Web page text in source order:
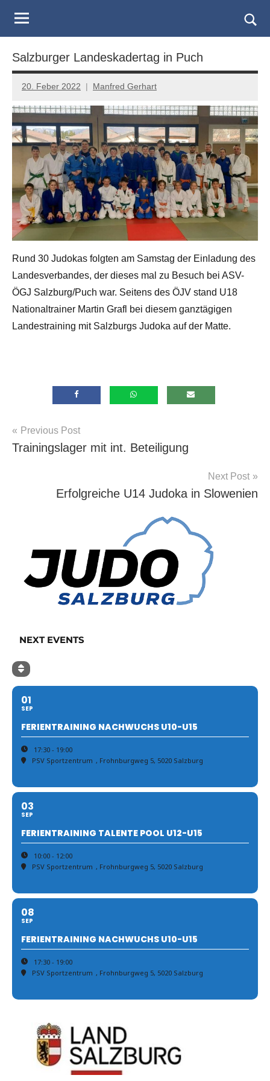
Judo
Landesverband
Salzburg
form
Salzburger Landeskadertag in Puch
20. Feber 2022 Manfred Gerhart
Rund 30 Judokas folgten am Samstag der Einladung des
Landesverbandes, der dieses mal zu Besuch bei ASV-
ÖGJ Salzburg/Puch war. Seitens des ÖJV stand U18
Nationaltrainer Martin Grafl bei diesem ganztägigen
Landestraining mit Salzburgs Judoka auf der Matte.
Allgemein
Beitragsnavigation
Previous Post
Trainingslager mit int. Beteiligung
Next Post
Erfolgreiche U14 Judoka in Slowenien
NEXT EVENTS
01
SEP
FERIENTRAINING NACHWUCHS U10-U15
17:30 - 19:00
PSV Sportzentrum , Frohnburgweg 5, 5020 Salzburg
03
SEP
FERIENTRAINING TALENTE POOL U12-U15
10:00 - 12:00
PSV Sportzentrum , Frohnburgweg 5, 5020 Salzburg
08
SEP
FERIENTRAINING NACHWUCHS U10-U15
17:30 - 19:00
PSV Sportzentrum , Frohnburgweg 5, 5020 Salzburg